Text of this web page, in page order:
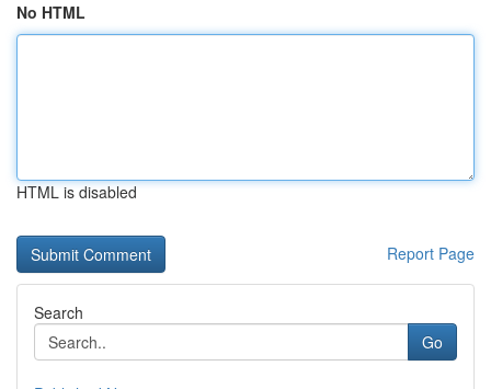
No HTML
HTML is disabled
Report Page
Search
Go